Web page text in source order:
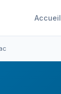
Accueil